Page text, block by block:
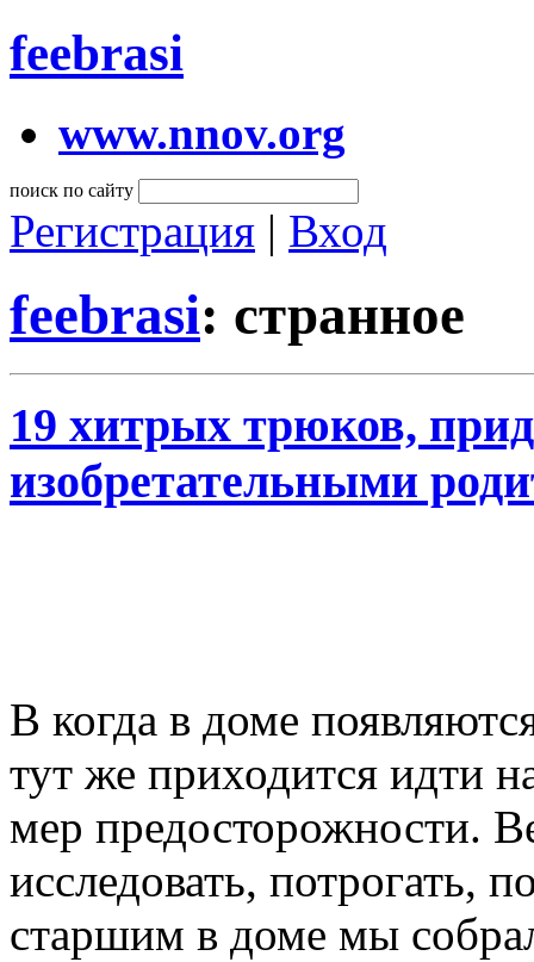
feebrasi
www.nnov.org
поиск по сайту
Регистрация | Вход
feebrasi: странное
19 хитрых трюков,
изобретательными
В когда в доме
тут же приходится идти
мер предосторожности.
исследовать, потрогать,
старшим в доме мы